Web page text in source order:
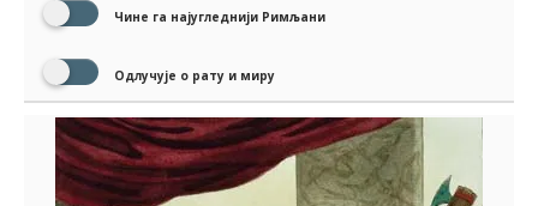
Чине га најугледнији Римљани
Одлучује о рату и миру